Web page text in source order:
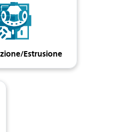
Estrusione